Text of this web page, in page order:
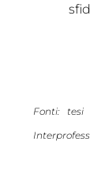
Fonti: